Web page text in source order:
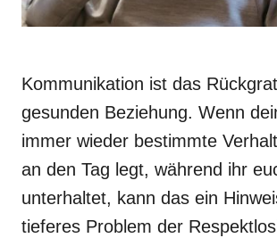
Kommunikation ist das
gesunden Beziehung. Wenn
immer wieder bestimmte
an den Tag legt, während ihr
unterhaltet, kann das ein
tieferes Problem der